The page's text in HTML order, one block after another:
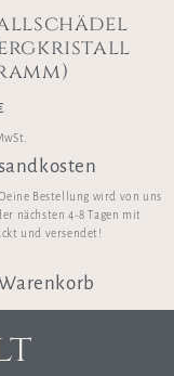
Deine Bestellung wird von uns
nächsten 4-8 Tagen mit
und versendet!